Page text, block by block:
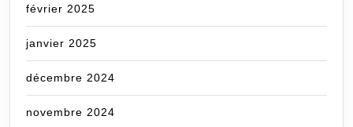
février 2025
janvier 2025
décembre 2024
novembre 2024